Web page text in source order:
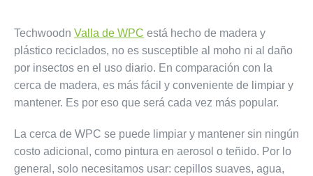
Techwoodn Valla de WPC está hecho de madera y
plástico reciclados, no es susceptible al moho ni al daño
por insectos en el uso diario. En comparación con la
cerca de madera, es más fácil y conveniente de limpiar y
mantener. Es por eso que será cada vez más popular.
La cerca de WPC se puede limpiar y mantener sin ningún
costo adicional, como pintura en aerosol o teñido. Por lo
general, solo necesitamos usar: cepillos suaves, agua,